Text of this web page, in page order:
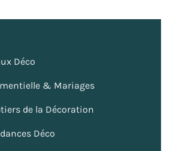
Déco
& Mariages
de la Décoration
Déco